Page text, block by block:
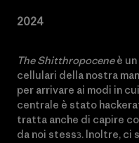
2024
The Shitthropoceneè un
cellulari della nostra
per arrivare ai modi in
centrale è stato
tratta anche di capire
da noi stessɜ. Inoltre, ci